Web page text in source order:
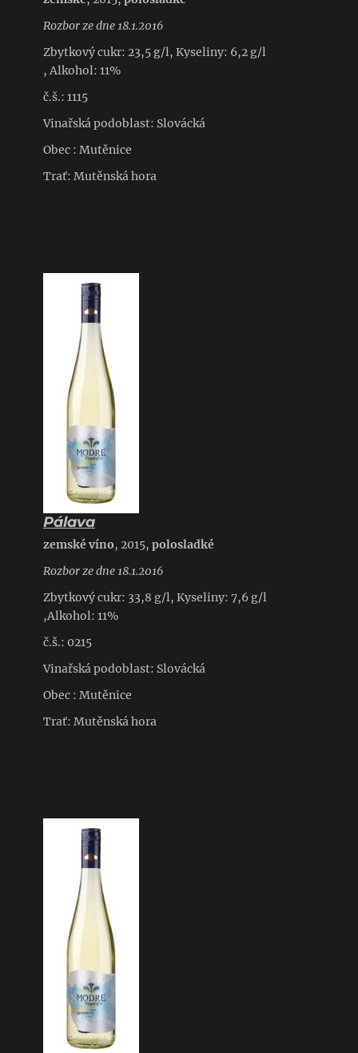
Rozbor ze dne 18.1.2016
Zbytkový cukr: 23,5 g/l, Kyseliny: 6,2 g/l
, Alkohol: 11%
č.š.: 1115
Vinařská podoblast: Slovácká
Obec : Mutěnice
Trať: Mutěnská hora
Pálava
zemské víno, 2015, polosladké
Rozbor ze dne 18.1.2016
Zbytkový cukr: 33,8 g/l, Kyseliny: 7,6 g/l
,Alkohol: 11%
č.š.: 0215
Vinařská podoblast: Slovácká
Obec : Mutěnice
Trať: Mutěnská hora